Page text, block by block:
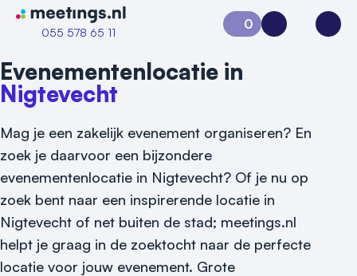
Naar home van Meetings
055 578 65 11
Vraag locatie aan
Locatiegids
0
Aanvraag 0Inloggen
Evenementenlocatie in
Nigtevecht
Mag je een zakelijk evenement organiseren? En
zoek je daarvoor een bijzondere
evenementenlocatie in Nigtevecht? Of je nu op
zoek bent naar een inspirerende locatie in
Nigtevecht of net buiten de stad; meetings.nl
helpt je graag in de zoektocht naar de perfecte
locatie voor jouw evenement. Grote